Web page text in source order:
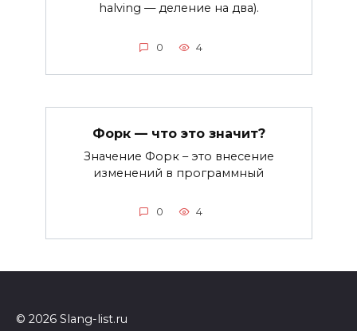
halving — деление на два).
0 4
Форк — что это значит?
Значение Форк – это внесение
изменений в программный
0 4
© 2026 Slang-list.ru